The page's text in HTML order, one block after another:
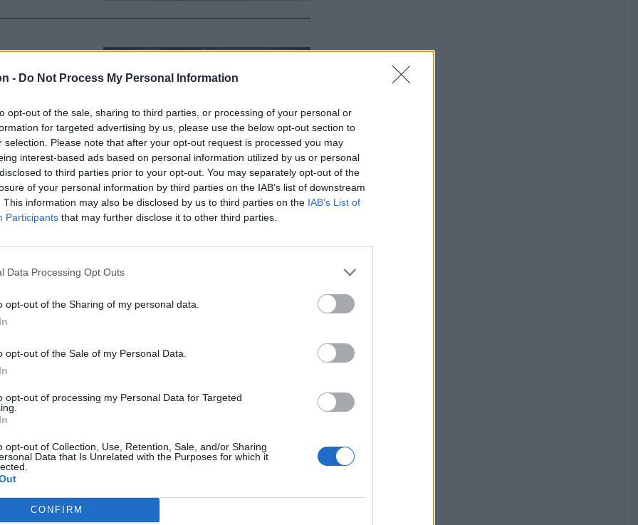
- Do Not Process My Personal Information
opt-out of the sale, sharing to third parties, or processing of your personal or
for targeted advertising by us, please use the below opt-out section to
selection. Please note that after your opt-out request is processed you may
interest-based ads based on personal information utilized by us or personal
to third parties prior to your opt-out. You may separately opt-out of the
of your personal information by third parties on the IAB’s list of downstream
This information may also be disclosed by us to third parties on the IAB’s List of
Participants that may further disclose it to other third parties.
Data Processing Opt Outs
opt-out of the Sharing of my personal data.
opt-out of the Sale of my Personal Data.
opt-out of processing my Personal Data for Targeted
opt-out of Collection, Use, Retention, Sale, and/or Sharing
Data that Is Unrelated with the Purposes for which it
CONFIRM
a
névsora.
nyerte a
Bálint
Csaba
A Góbé